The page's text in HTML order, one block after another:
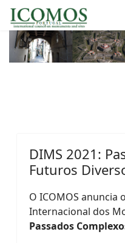
DIMS 2021:
Futuros
O ICOMOS anuncia
Internacional dos
Passados